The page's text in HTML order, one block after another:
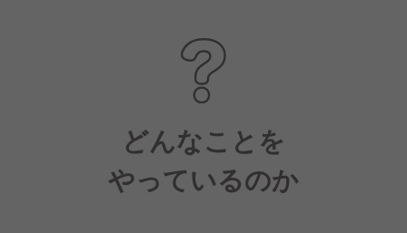
どんなことを
やっているのか